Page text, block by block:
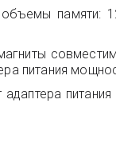
памяти:
питания
адаптера